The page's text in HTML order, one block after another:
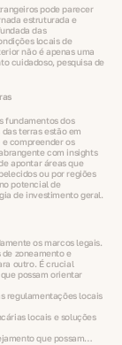
pode parecer
estruturada e
das
locais de
não é apenas uma
cuidadoso, pesquisa de
fundamentos dos
terras estão em
compreender os
com insights
apontar áreas que
ou por regiões
potencial de
de investimento geral.
os marcos legais.
zoneamento e
outro. É crucial
possam orientar
regulamentações locais
locais e soluções
que possam